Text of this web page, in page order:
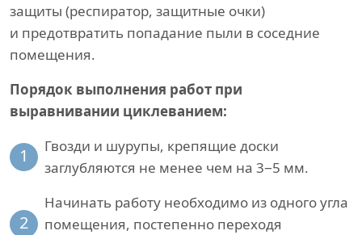
защиты (респиратор, защитные очки)
и предотвратить попадание пыли в соседние
помещения.
Порядок выполнения работ при
выравнивании циклеванием:
1
Гвозди и шурупы, крепящие доски
заглубляются не менее чем на 3−5 мм.
2
Начинать работу необходимо из одного угла
помещения, постепенно переходя